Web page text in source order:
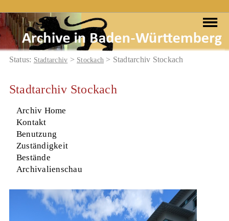
Status: Stadtarchiv > Stockach > Stadtarchiv Stockach
Stadtarchiv Stockach
Archiv Home
Kontakt
Benutzung
Zuständigkeit
Bestände
Archivalienschau